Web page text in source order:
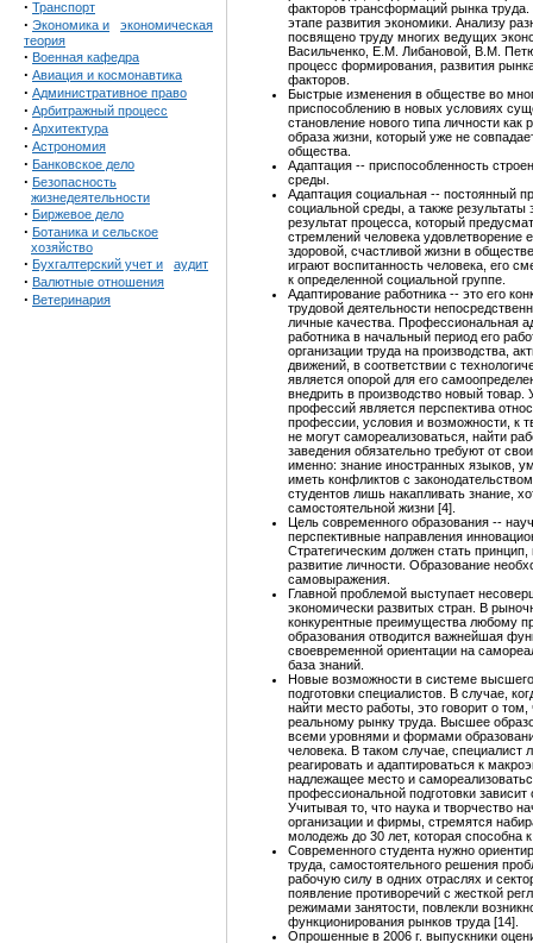
· Транспорт
· Экономика и
экономическая
теория
· Военная кафедра
· Авиация и космонавтика
· Административное право
· Арбитражный процесс
· Архитектура
· Астрономия
· Банковское дело
· Безопасность
жизнедеятельности
· Биржевое дело
· Ботаника и сельское
хозяйство
· Бухгалтерский учет и аудит
· Валютные отношения
· Ветеринария
факторов трансформаций рынка
этапе развития экономики. Анализу
посвящено труду многих ведущих
Васильченко, Е.М. Либановой, В.М.
процесс формирования, развития
факторов.
Быстрые изменения в обществе во
приспособлению в новых условиях
становление нового типа личности
образа жизни, который уже не
общества.
Адаптация -- приспособленность
среды.
Адаптация социальная -- постоянный
социальной среды, а также результаты
результат процесса, который
стремлений человека удовлетворение
здоровой, счастливой жизни в
играют воспитанность человека, его
к определенной социальной группе.
Адаптирование работника -- это его
трудовой деятельности
личные качества. Профессиональная
работника в начальный период его
организации труда на производства,
движений, в соответствии с
является опорой для его
внедрить в производство новый
профессий является перспектива
профессии, условия и возможности, к
не могут самореализоваться, найти
заведения обязательно требуют от
именно: знание иностранных языков,
иметь конфликтов с
студентов лишь накапливать знание,
самостоятельной жизни [4].
Цель современного образования --
перспективные направления
Стратегическим должен стать
развитие личности. Образование
самовыражения.
Главной проблемой выступает
экономически развитых стран. В
конкурентные преимущества любому
образования отводится важнейшая
своевременной ориентации на
база знаний.
Новые возможности в системе
подготовки специалистов. В случае,
найти место работы, это говорит о
реальному рынку труда. Высшее
всеми уровнями и формами
человека. В таком случае, специалист
реагировать и адаптироваться к
надлежащее место и
профессиональной подготовки
Учитывая то, что наука и творчество
организации и фирмы, стремятся
молодежь до 30 лет, которая
Современного студента нужно
труда, самостоятельного решения
рабочую силу в одних отраслях и
появление противоречий с жесткой
режимами занятости, повлекли
функционирования рынков труда [14].
Опрошенные в 2006 г. выпускники